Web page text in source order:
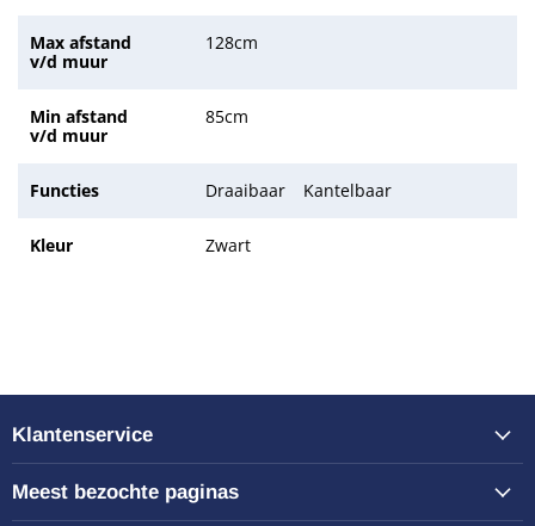
Max afstand
v/d muur
128cm
Min afstand
v/d muur
85cm
Functies Draaibaar Kantelbaar
Kleur Zwart
Klantenservice
Meest bezochte paginas